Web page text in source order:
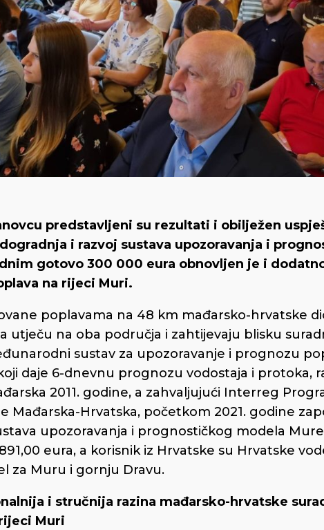
predstavljeni su rezultati i obilježen
i razvoj sustava upozoravanja i
gotovo 300 000 eura obnovljen je i
na rijeci Muri.
poplavama na 48 km mađarsko-hrvatske
utječu na oba područja i zahtijevaju blisku
sustav za upozoravanje i prognozu
daje 6-dnevnu prognozu vodostaja i protoka,
2011. godine, a zahvaljujući Interreg
Mađarska-Hrvatska, početkom 2021. godine
upozoravanja i prognostičkog modela
eura, a korisnik iz Hrvatske su Hrvatske
za Muru i gornju Dravu.
i stručnija razina mađarsko-hrvatske
Muri